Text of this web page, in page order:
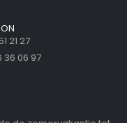
21 27
36 06 97